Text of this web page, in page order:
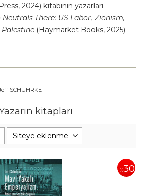
2024) kitabının yazarları
Neutrals There: US Labor, Zionism,
(Haymarket Books, 2025)
SCHUHRKE
kitapları
%30